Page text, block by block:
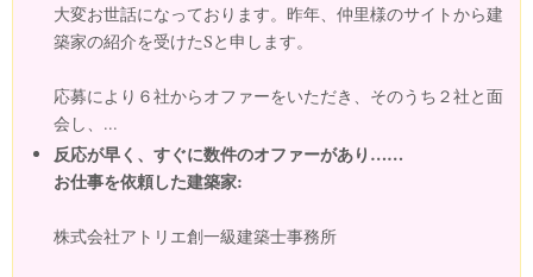
大変お世話になっております。昨年、仲里様のサイトから建
築家の紹介を受けたSと申します。
応募により６社からオファーをいただき、そのうち２社と面
会し、...
反応が早く、すぐに数件のオファーがあり……
お仕事を依頼した建築家:
株式会社アトリエ創一級建築士事務所